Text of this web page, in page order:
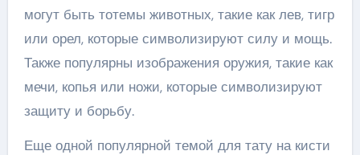
могут быть тотемы животных, такие как лев, тигр
или орел, которые символизируют силу и мощь.
Также популярны изображения оружия, такие как
мечи, копья или ножи, которые символизируют
защиту и борьбу.
Еще одной популярной темой для тату на кисти